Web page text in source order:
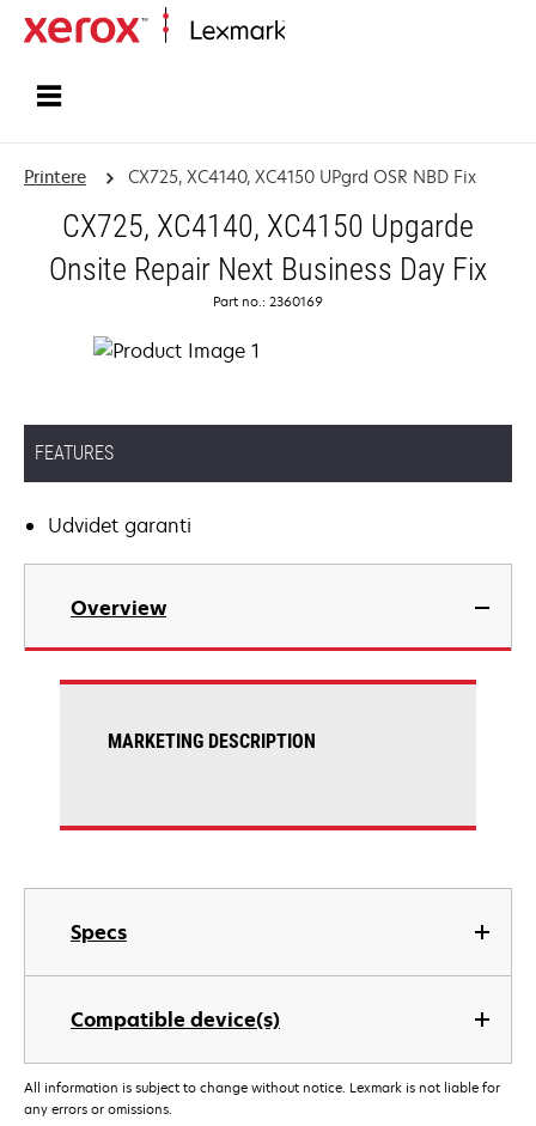
Printere CX725, XC4140, XC4150 UPgrd OSR NBD Fix
CX725, XC4140, XC4150 Upgarde
Onsite Repair Next Business Day Fix
Part no.: 2360169
FEATURES
Udvidet garanti
Overview
Specs
Compatible device(s)
MARKETING DESCRIPTION
All information is subject to change without notice. Lexmark is not liable for
any errors or omissions.